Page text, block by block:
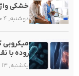
خشکی
دوشنبه, ۴ خرداد, ۱۴۰۵
میکروبی
روده با
یکشنبه, ۱۳ اردیبهشت, ۱۴۰۵